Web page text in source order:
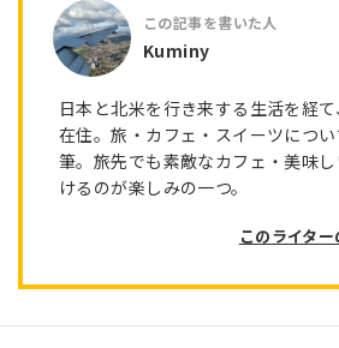
Kuminy
日本と北米を行き来する生活を経
在住。旅・カフェ・スイーツにつ
筆。旅先でも素敵なカフェ・美味
けるのが楽しみの一つ。
このライタ